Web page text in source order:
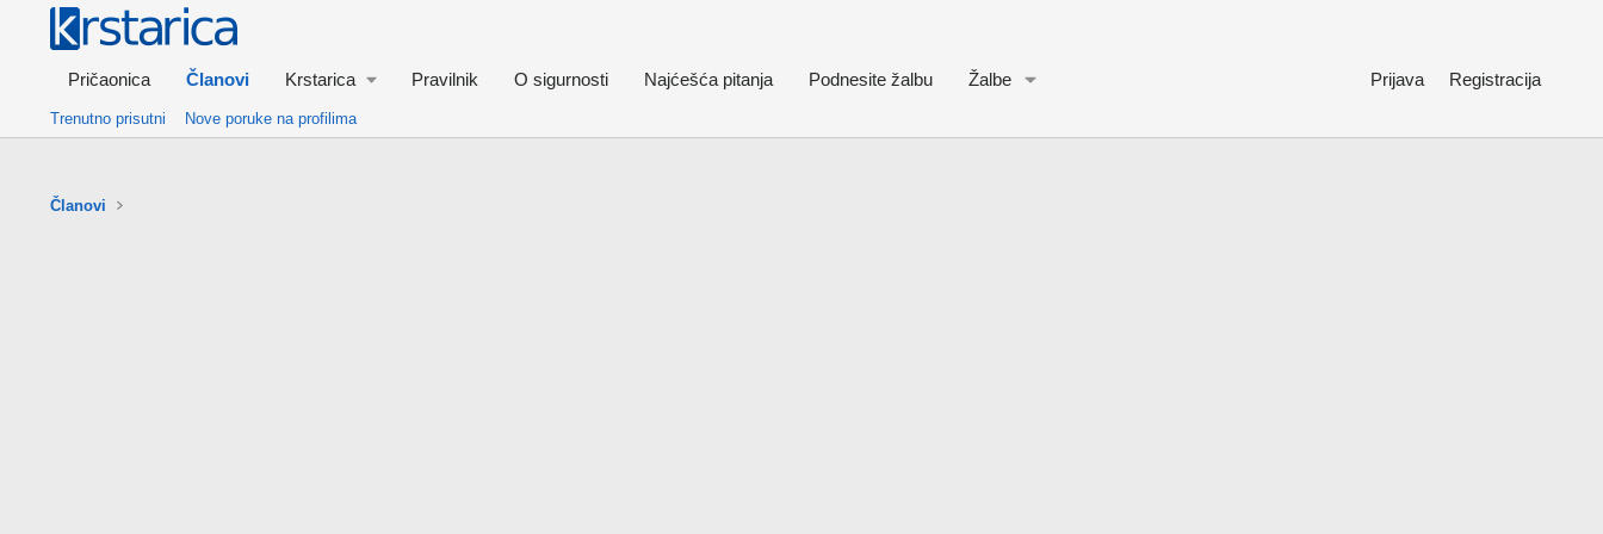
Pričaonica Članovi Krstarica Pravilnik O sigurnosti Najćešća pitanja Podnesite žalbu Žalbe Prijava Registracija
Trenutno prisutni Nove poruke na profilima
Članovi